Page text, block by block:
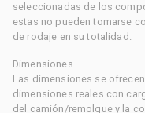
seleccionadas de los
estas no pueden tomarse
de rodaje en su totalidad.
Dimensiones
Las dimensiones se
dimensiones reales con
del camión/remolque y la